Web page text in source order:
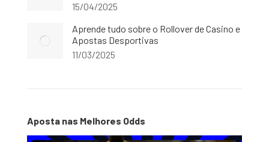
15/04/2025
Aprende tudo sobre o Rollover de Casino e
Apostas Desportivas
11/03/2025
Aposta nas Melhores Odds